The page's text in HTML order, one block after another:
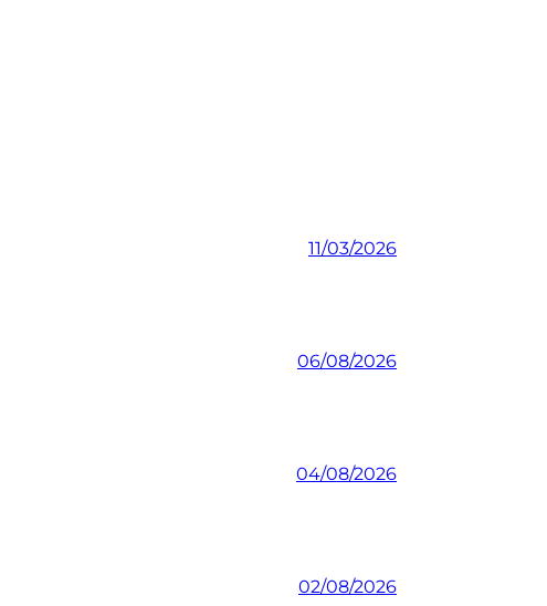
11/03/2026
06/08/2026
04/08/2026
02/08/2026